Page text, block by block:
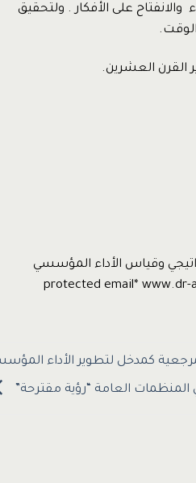
والانفتاح على الأفكار . ولتحقيق
الوقت.
وقياس الأداء المؤسسي
كمدخل لتطوير الأداء
المنظمات العامة “رؤية مقترحة”